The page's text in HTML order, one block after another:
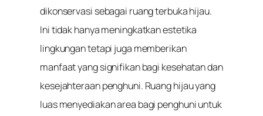
dikonservasi sebagai ruang terbuka hijau.
Ini tidak hanya meningkatkan estetika
lingkungan tetapi juga memberikan
manfaat yang signifikan bagi kesehatan dan
kesejahteraan penghuni. Ruang hijau yang
luas menyediakan area bagi penghuni untuk